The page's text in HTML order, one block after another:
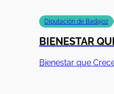
Diputación de Badajoz
BIENESTAR
Bienestar que